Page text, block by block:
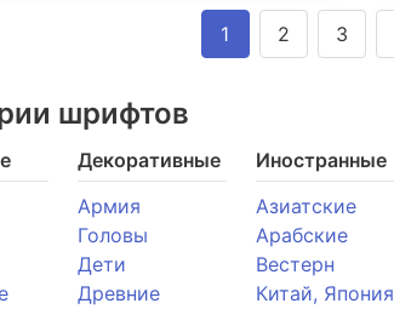
1 2 3
шрифтов
Декоративные
Армия
Головы
Дети
Древние
Иностранные
Азиатские
Арабские
Вестерн
Китай, Япония